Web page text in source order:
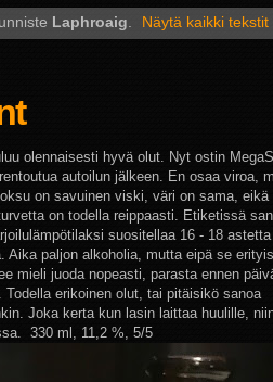
Laphroaig. Näytä kaikki tekstit
olennaisesti hyvä olut. Nyt ostin
autoilun jälkeen. En osaa viroa,
on savuinen viski, väri on sama, eikä
on todella reippaasti. Etiketissä
suositellaa 16 - 18
paljon alkoholia, mutta eipä se
mieli juoda nopeasti, parasta ennen
erikoinen olut, tai pitäisikö sanoa
Joka kerta kun lasin laittaa huulille,
330 ml, 11,2 %, 5/5